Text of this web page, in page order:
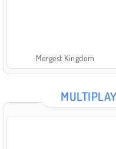
Mergest Kingdom